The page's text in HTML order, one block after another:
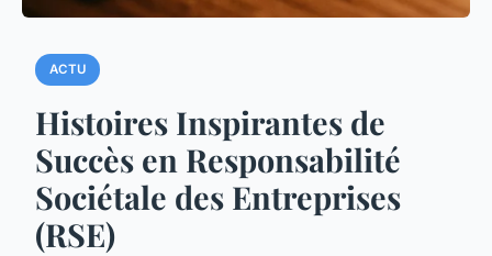
ACTU
Histoires Inspirantes de
Succès en Responsabilité
Sociétale des Entreprises
(RSE)